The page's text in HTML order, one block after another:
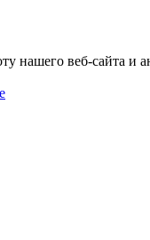
веб-сайта и